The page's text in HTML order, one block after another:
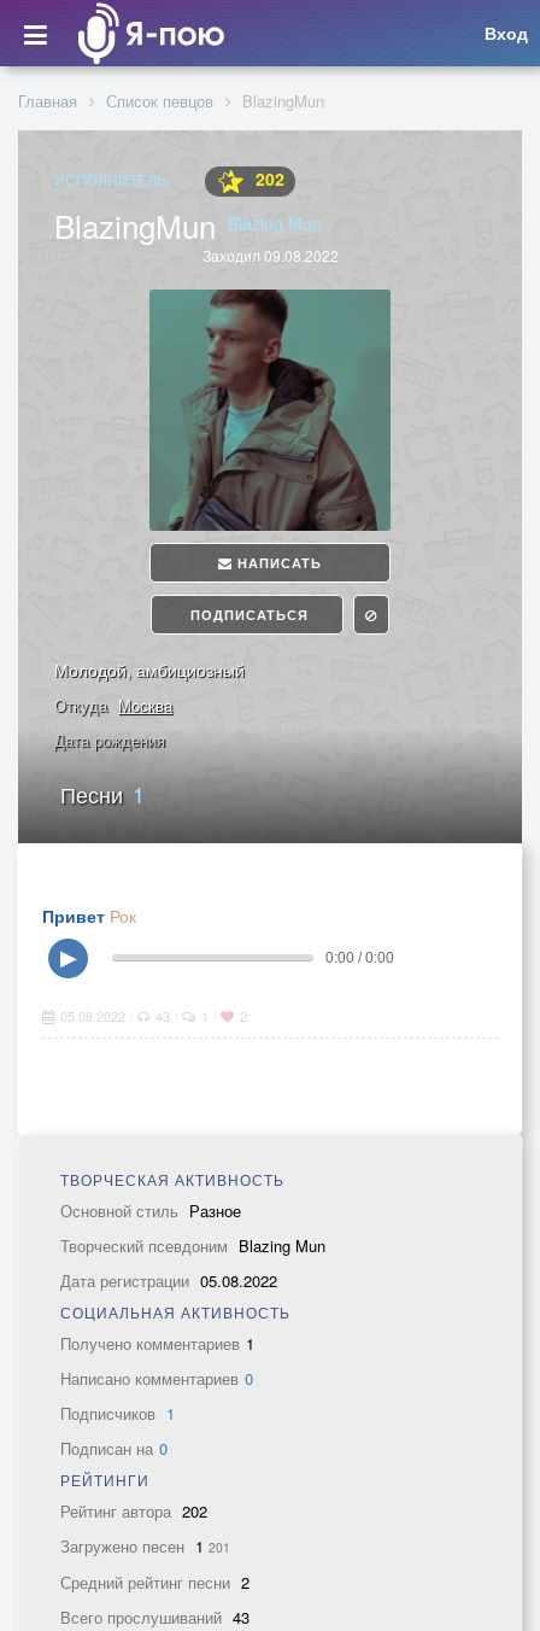
Вход
Главная Список певцов BlazingMun
ИСПОЛНИТЕЛЬ 202
BlazingMun Blazing Mun
Заходил 09.08.2022
НАПИСАТЬ
ПОДПИСАТЬСЯ
Молодой, амбициозный
Откуда Москва
Дата рождения
Песни 1
Привет Рок
▶
0:00 / 0:00
05.08.2022 43 1 2
ТВОРЧЕСКАЯ АКТИВНОСТЬ
Основной стиль Разное
Творческий псевдоним Blazing Mun
Дата регистрации 05.08.2022
СОЦИАЛЬНАЯ АКТИВНОСТЬ
Получено комментариев 1
Написано комментариев 0
Подписчиков 1
Подписан на 0
РЕЙТИНГИ
Рейтинг автора 202
Загружено песен 1 201
Средний рейтинг песни 2
Всего прослушиваний 43